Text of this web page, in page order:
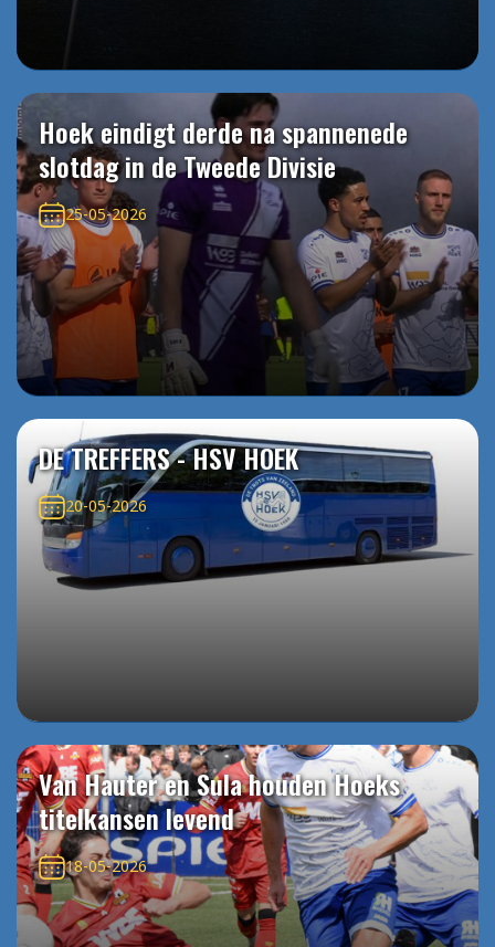
Hoek eindigt derde na spannenede
slotdag in de Tweede Divisie
25-05-2026
DE TREFFERS - HSV HOEK
20-05-2026
Van Hauter en Sula houden Hoeks
titelkansen levend
18-05-2026